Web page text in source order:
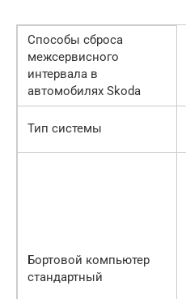
Способы сброса
межсервисного
интервала в
автомобилях Skoda
Тип системы
Бортовой компьютер
стандартный